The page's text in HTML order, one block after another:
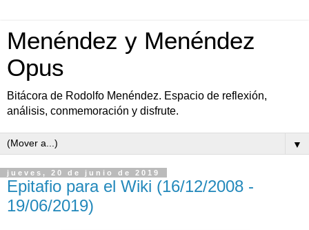
Menéndez y Menéndez
Opus
Bitácora de Rodolfo Menéndez. Espacio de reflexión,
análisis, conmemoración y disfrute.
▼
jueves, 20 de junio de 2019
Epitafio para el Wiki (16/12/2008 -
19/06/2019)